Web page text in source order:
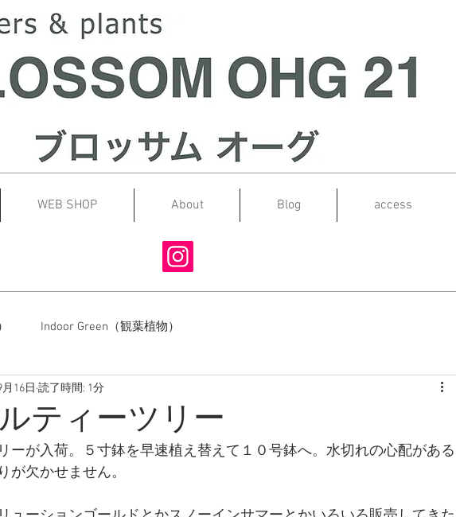
WEB SHOP About Blog access
Indoor Green（観葉植物）
ティーツリー
16日 読了時間: 1分
ーが入荷。５寸鉢を早速植え替えて１０号鉢へ。水切れの心配がある
が欠かせません。